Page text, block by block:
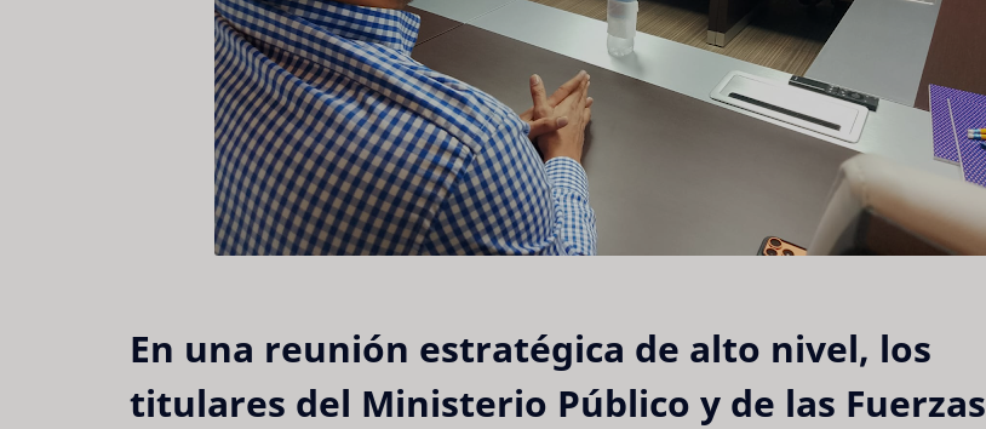
En una reunión estratégica de alto nivel, los
titulares del Ministerio Público y de las Fuerzas